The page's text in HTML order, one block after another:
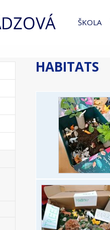
ŠKOLA
HABITATS